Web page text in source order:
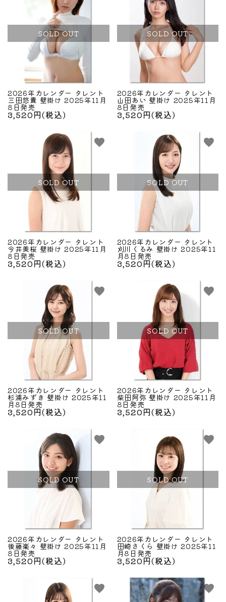
SOLD OUT
2026年カレンダー タレント
三田悠貴 壁掛け 2025年11月
8日発売
3,520円(税込)
SOLD OUT
2026年カレンダー タレント
山田あい 壁掛け 2025年11月
8日発売
3,520円(税込)
SOLD OUT
2026年カレンダー タレント
今井美桜 壁掛け 2025年11月
8日発売
3,520円(税込)
favorite
SOLD OUT
2026年カレンダー タレント
刈川くるみ 壁掛け 2025年11
月8日発売
3,520円(税込)
favorite
SOLD OUT
2026年カレンダー タレント
杉浦みずき 壁掛け 2025年11
月8日発売
3,520円(税込)
favorite
SOLD OUT
2026年カレンダー タレント
柴田阿弥 壁掛け 2025年11月
8日発売
3,520円(税込)
favorite
SOLD OUT
2026年カレンダー タレント
後藤楽々 壁掛け 2025年11月
8日発売
3,520円(税込)
favorite
SOLD OUT
2026年カレンダー タレント
田崎さくら 壁掛け 2025年11
月8日発売
3,520円(税込)
favorite
favorite favorite